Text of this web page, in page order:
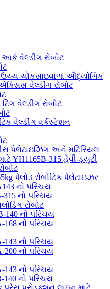
વેલ્ડીંગ રોબોટ
ઉચ્ચ-ચોકસાઇવાળા ઔદ્યોગિક
વેલ્ડીંગ રોબોટ
વેલ્ડીંગ રોબોટ
વેલ્ડીંગ વર્કસ્ટેશન
પેલેટાઇઝિંગ અને મટિરિયલ
YH1165B-315 હેવી-ડ્યુટી
પેલોડ રોબોટિક પેલેટાઇઝર
નો પરિચય
315 નો પરિચય
રોબોટ
140 નો પરિચય
168 નો પરિચય
143 નો પરિચય
200 નો પરિચય
143 નો પરિચય
140 નો પરિચય